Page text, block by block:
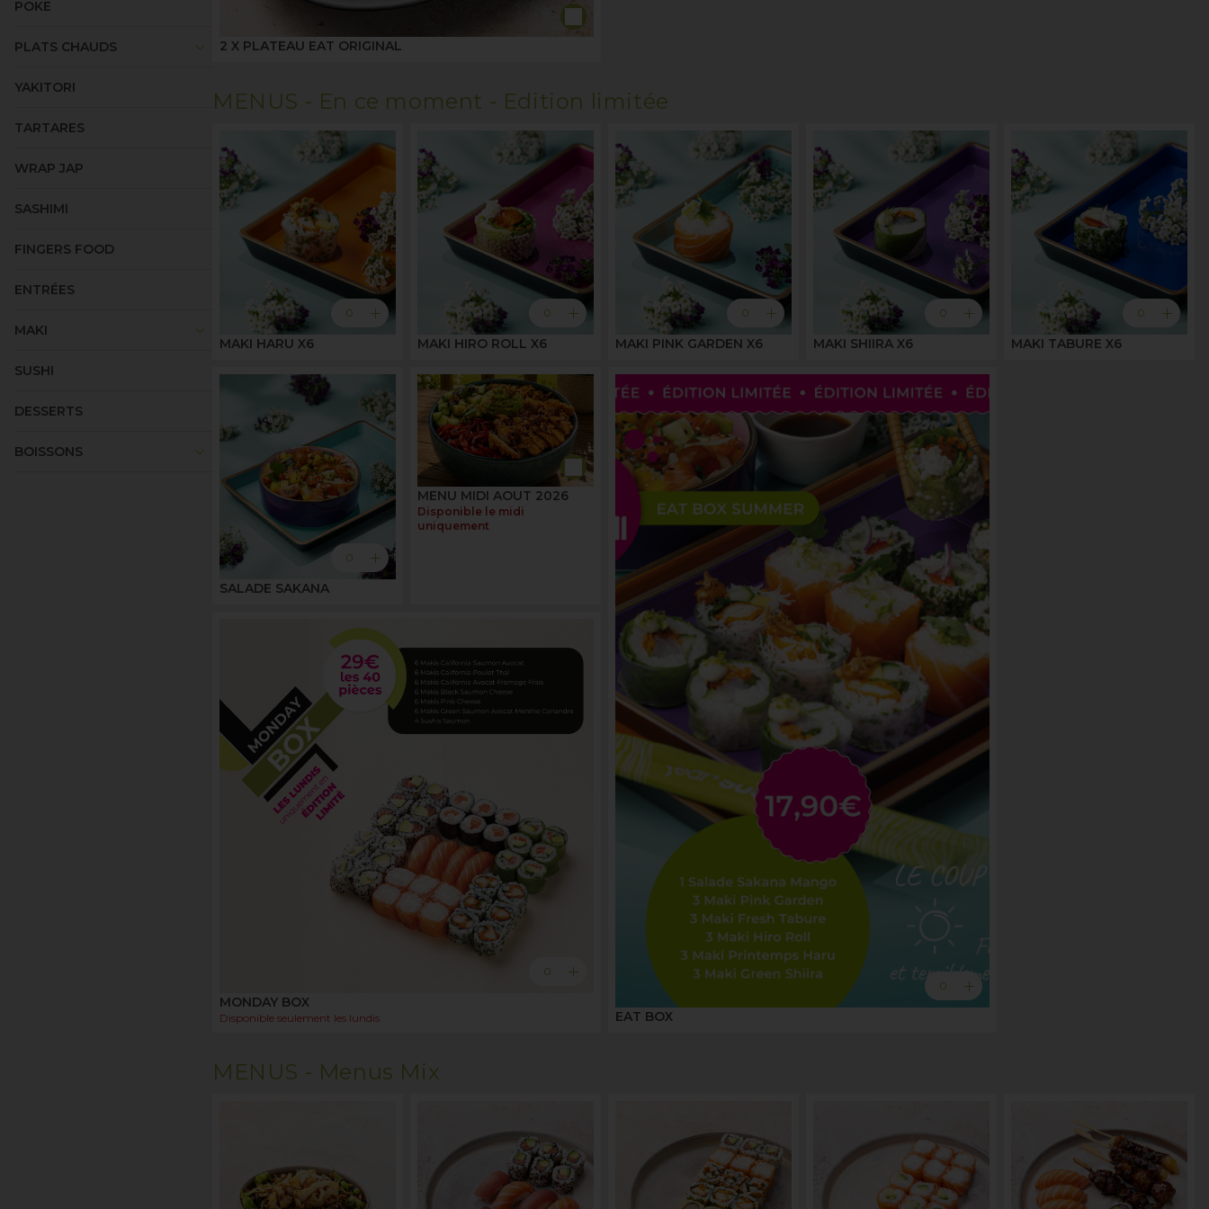
POKE
PLATS CHAUDS keyboard_arrow_down
YAKITORI
TARTARES
WRAP JAP
SASHIMI
FINGERS FOOD
ENTRÉES
MAKI keyboard_arrow_down
SUSHI
DESSERTS
BOISSONS keyboard_arrow_down
2 X PLATEAU EAT ORIGINAL
MENUS - En ce moment - Edition limitée
0 add
MAKI HARU X6
0 add
MAKI HIRO ROLL X6
0 add
MAKI PINK GARDEN X6
0 add
MAKI SHIIRA X6
0 add
MAKI TABURE X6
0 add
SALADE SAKANA
MENU MIDI AOUT 2026
Disponible le midi
uniquement
0 add
EAT BOX
0 add
MONDAY BOX
Disponible seulement les lundis
MENUS - Menus Mix